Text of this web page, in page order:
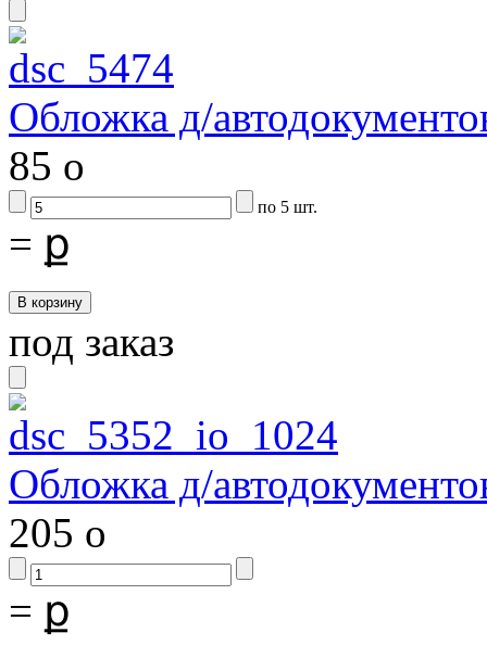
Обложка д/
85 o
по 5 шт.
= ք
под заказ
Обложка д/
205 o
= ք